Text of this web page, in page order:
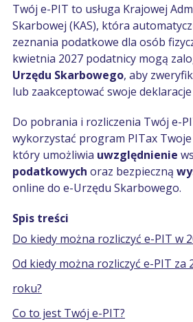
Twój e-PIT to usługa Krajowej
Skarbowej (KAS), która
zeznania podatkowe dla osób
kwietnia 2027 podatnicy mogą
Urzędu Skarbowego, aby
lub zaakceptować swoje
Do pobrania i rozliczenia Twój e-
wykorzystać program PITax
który umożliwia uwzględnienie
podatkowych oraz bezpieczną
online do e-Urzędu Skarbowego.
Spis treści
Do kiedy można rozliczyć e-PIT w
Od kiedy można rozliczyć e-PIT za
roku?
Co to jest Twój e-PIT?